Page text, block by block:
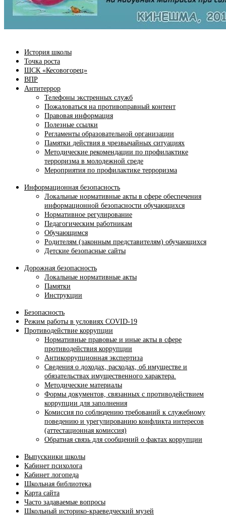
История школы
Точка роста
ШСК «Кесовогорец»
ВПР
Антитеррор
Телефоны экстренных служб
Пожаловаться на противоправный контент
Правовая информация
Полезные ссылки
Регламенты образовательной организации
Памятки действия в чрезвычайных ситуациях
Методические рекомендации по профилактике
терроризма в молодежной среде
Мероприятия по профилактике терроризма
Информационная безопасность
Локальные нормативные акты в сфере обеспечения
информационной безопасности обучающихся
Нормативное регулирование
Педагогическим работникам
Обучающимся
Родителям (законным представителям) обучающихся
Детские безопасные сайты
Дорожная безопасность
Локальные нормативные акты
Памятки
Инструкции
Безопасность
Режим работы в условиях COVID-19
Противодействие коррупции
Нормативные правовые и иные акты в сфере
противодействия коррупции
Антикоррупционная экспертиза
Сведения о доходах, расходах, об имуществе и
обязательствах имущественного характера.
Методические материалы
Формы документов, связанных с противодействием
коррупции для заполнения
Комиссия по соблюдению требований к служебному
поведению и урегулированию конфликта интересов
(аттестационная комиссия)
Обратная связь для сообщений о фактах коррупции
Выпускники школы
Кабинет психолога
Кабинет логопеда
Школьная библиотека
Карта сайта
Часто задаваемые вопросы
Школьный историко-краеведческий музей